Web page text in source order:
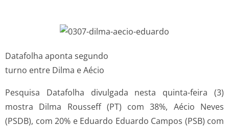
Datafolha aponta segundo
turno entre Dilma e Aécio
Pesquisa Datafolha divulgada nesta quinta-feira (3)
mostra Dilma Rousseff (PT) com 38%, Aécio Neves
(PSDB), com 20% e Eduardo Eduardo Campos (PSB) com